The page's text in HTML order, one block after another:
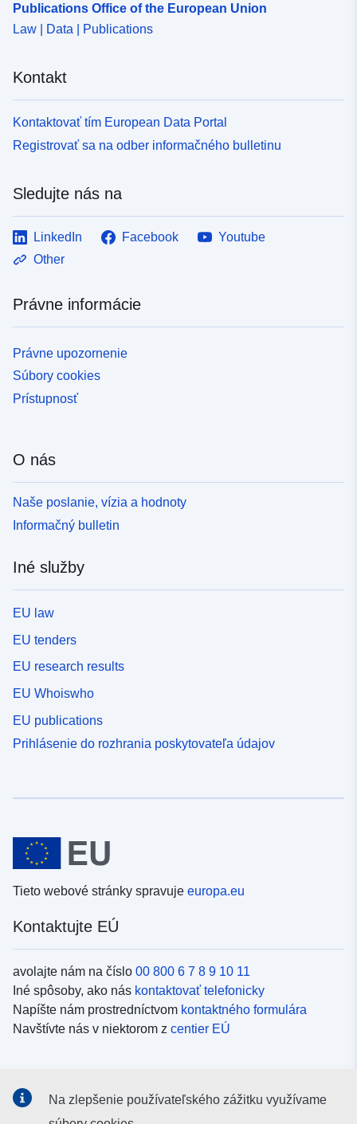
Publications Office of the European Union
Law | Data | Publications
Kontakt
Kontaktovať tím European Data Portal
Registrovať sa na odber informačného bulletinu
Sledujte nás na
LinkedIn Facebook
Youtube
Other
Právne informácie
Právne upozornenie
Súbory cookies
Prístupnosť
O nás
Naše poslanie, vízia a hodnoty
Informačný bulletin
Iné služby
EU law
EU tenders
EU research results
EU Whoiswho
EU publications
Prihlásenie do rozhrania poskytovateľa údajov
Tieto webové stránky spravuje europa.eu
Kontaktujte EÚ
avolajte nám na číslo 00 800 6 7 8 9 10 11
Iné spôsoby, ako nás kontaktovať telefonicky
Napíšte nám prostredníctvom kontaktného formulára
Navštívte nás v niektorom z centier EÚ
Na zlepšenie používateľského zážitku využívame